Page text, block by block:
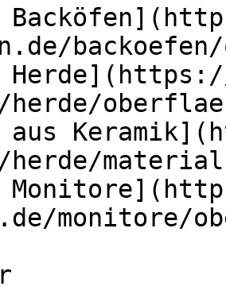
herde/
herde/
monitore/